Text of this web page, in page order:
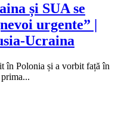
și SUA se
urgente” |
Ucraina
în Polonia și a vorbit față în